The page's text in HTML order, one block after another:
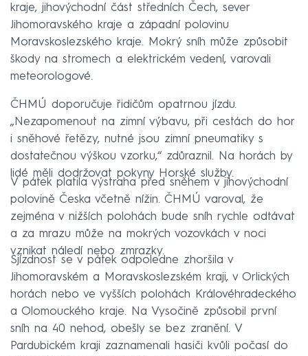
kraje, jihovýchodní část středních Čech, sever
Jihomoravského kraje a západní polovinu
Moravskoslezského kraje. Mokrý sníh může způsobit
škody na stromech a elektrickém vedení, varovali
meteorologové.
ČHMÚ doporučuje řidičům opatrnou jízdu.
„Nezapomenout na zimní výbavu, při cestách do hor
i sněhové řetězy, nutné jsou zimní pneumatiky s
dostatečnou výškou vzorku,“ zdůraznil. Na horách by
lidé měli dodržovat pokyny Horské služby.
V pátek platila výstraha před sněhem v jihovýchodní
polovině Česka včetně nížin. ČHMÚ varoval, že
zejména v nižších polohách bude sníh rychle odtávat
a za mrazu může na mokrých vozovkách v noci
vznikat náledí nebo zmrazky.
Sjízdnost se v pátek odpoledne zhoršila v
Jihomoravském a Moravskoslezském kraji, v Orlických
horách nebo ve vyšších polohách Královéhradeckého
a Olomouckého kraje. Na Vysočině způsobil první
sníh na 40 nehod, obešly se bez zranění. V
Pardubickém kraji zaznamenali hasiči kvůli počasí do